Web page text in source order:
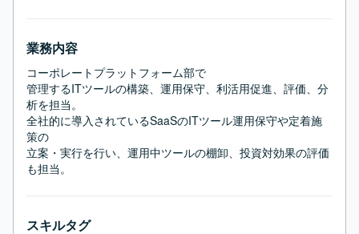
業務内容
コーポレートプラットフォーム部で
管理するITツールの構築、運用保守、利活用促進、評価、分
析を担当。
全社的に導入されているSaaSのITツール運用保守や定着施
策の
立案・実行を行い、運用中ツールの棚卸、投資対効果の評価
も担当。
スキルタグ